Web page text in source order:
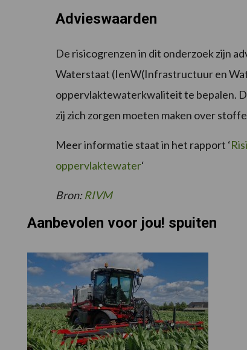
Advieswaarden
De risicogrenzen in dit onderzoek zijn
Waterstaat (IenW(Infrastructuur en
oppervlaktewaterkwaliteit te bepalen.
zij zich zorgen moeten maken over
Meer informatie staat in het rapport ‘
oppervlaktewater‘
Bron:RIVM
Aanbevolen voor jou! spuiten